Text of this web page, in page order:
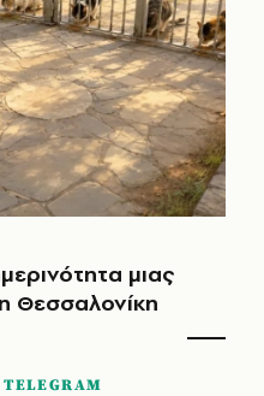
μιας
Θεσσαλονίκη